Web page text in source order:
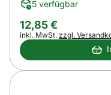
5 verfügbar
12,85€
Steuerhinweis:
inkl. MwSt. zzgl.